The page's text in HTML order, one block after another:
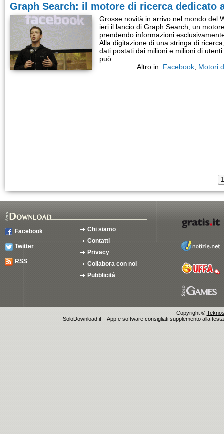
Graph Search: il motore di ricerca dedicato
Grosse novità in arrivo nel mondo del
ieri il lancio di Graph Search, un
prendendo informazioni
Alla digitazione di una stringa di
dati postati dai milioni e milioni di
può…
Altro in: Facebook Motori
1
Facebook
Twitter
RSS
Chi siamo
Contatti
Privacy
Collabora con noi
Pubblicità
Copyright ©
SoloDownload.it – App e software consigliati supplemento alla